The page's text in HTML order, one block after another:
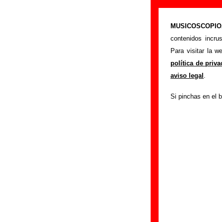
contenidos
Para visitar la
política de
aviso legal .
Si pinchas en el
Un Pingüino
Portada >Un
Si tienes
siguiente
colaboración.
Nombre: